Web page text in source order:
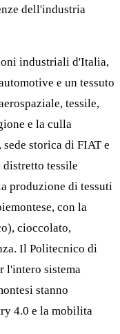
dell'industria
industriali d'Italia,
e un tessuto
tessile,
e la culla
storica di FIAT e
tessile
produzione di tessuti
con la
cioccolato,
Il Politecnico di
l'intero sistema
stanno
4.0 e la mobilita